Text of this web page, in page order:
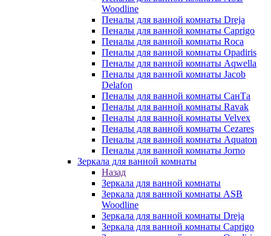
Woodline
Пеналы для ванной комнаты Dreja
Пеналы для ванной комнаты Caprigo
Пеналы для ванной комнаты Roca
Пеналы для ванной комнаты Opadiris
Пеналы для ванной комнаты Aqwella
Пеналы для ванной комнаты Jacob
Delafon
Пеналы для ванной комнаты СанТа
Пеналы для ванной комнаты Ravak
Пеналы для ванной комнаты Velvex
Пеналы для ванной комнаты Cezares
Пеналы для ванной комнаты Aquaton
Пеналы для ванной комнаты Jorno
Зеркала для ванной комнаты
Назад
Зеркала для ванной комнаты
Зеркала для ванной комнаты ASB
Woodline
Зеркала для ванной комнаты Dreja
Зеркала для ванной комнаты Caprigo